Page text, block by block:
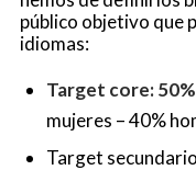
público objetivo que
idiomas:
Target core:
mujeres – 40%
Target